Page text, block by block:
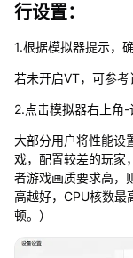
行设置：
1.根据模拟器提示，
若未开启VT，可参考
2.点击模拟器右上角-
大部分用户将性能设
戏，配置较差的玩家
者游戏画质要求高，
高越好，CPU核数最
顿。）